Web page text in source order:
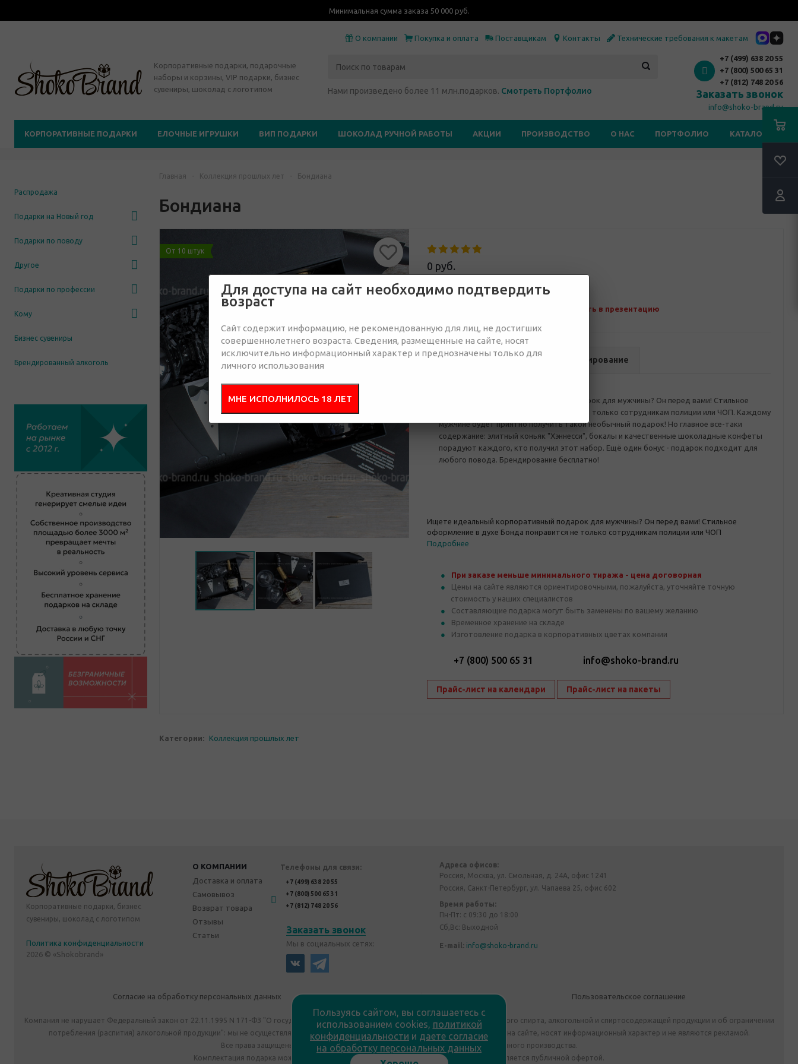
Минимальная сумма заказа 50 000 руб.
О компании Покупка и оплата Поставщикам Контакты Технические требования к макетам
Корпоративные подарки, подарочные
наборы и корзины, VIP подарки, бизнес
сувениры, шоколад с логотипом
Нами произведено более 11 млн.подарков. Смотреть Портфолио
+7 (499) 638 20 55
+7 (800) 500 65 31
+7 (812) 748 20 56
Заказать звонок
info@shoko-brand.ru
КОРПОРАТИВНЫЕ ПОДАРКИ ЕЛОЧНЫЕ ИГРУШКИ ВИП ПОДАРКИ ШОКОЛАД РУЧНОЙ РАБОТЫ АКЦИИ ПРОИЗВОДСТВО О НАС ПОРТФОЛИО КАТАЛОГИ
Распродажа
Подарки на Новый год
Подарки по поводу
Другое
Подарки по профессии
Кому
Бизнес сувениры
Брендированный алкоголь
Главная - Коллекция прошлых лет - Бондиана
Бондиана
От 10 штук
0 руб.
Добавить в презентацию
Описание Состав Брендирование
Ищете идеальный корпоративный подарок для мужчины? Он перед вами! Стильное
оформление в духе Бонда понравится не только сотрудникам полиции или ЧОП. Каждому
мужчине будет приятно получить такой необычный подарок! Но главное все-таки
содержание: элитный коньяк "Хэннесси", бокалы и качественные шоколадные конфеты
порадуют каждого, кто получил этот набор. Ещё один бонус - подарок подходит для
любого повода. Брендирование бесплатно!
Ищете идеальный корпоративный подарок для мужчины? Он перед вами! Стильное
оформление в духе Бонда понравится не только сотрудникам полиции или ЧОП
Подробнее
При заказе меньше минимального тиража - цена договорная
Цены на сайте являются ориентировочными, пожалуйста, уточняйте точную
стоимость у наших специалистов
Составляющие подарка могут быть заменены по вашему желанию
Временное хранение на складе
Изготовление подарка в корпоративных цветах компании
+7 (800) 500 65 31 info@shoko-brand.ru
Прайс-лист на календари Прайс-лист на пакеты
Категории: Коллекция прошлых лет
Корпоративные подарки, бизнес
сувениры, шоколад с логотипом
Политика конфиденциальности
2026 © «Shokobrand»
О КОМПАНИИ
Доставка и оплата
Самовывоз
Возврат товара
Отзывы
Статьи
Телефоны для связи:
+7 (499) 638 20 55
+7 (800) 500 65 31
+7 (812) 748 20 56
Заказать звонок
Мы в социальных сетях:
Адреса офисов:
Россия, Москва, ул. Смольная, д. 24А, офис 1241
Россия, Санкт-Петербург, ул. Чапаева 25, офис 602
Время работы:
Пн-Пт: с 09:30 до 18:00
Сб,Вс: Выходной
E-mail: info@shoko-brand.ru
Согласие на обработку персональных данных Политика конфиденциальности Пользовательское соглашение
Компания не нарушает Федеральный закон от 22.11.1995 N 171-ФЗ "О государственном регулировании производства и оборота этилового спирта, алкогольной и спиртосодержащей продукции и об ограничении
потребления (распития) алкогольной продукции": мы не осуществляем дистанционную торговлю. Все материалы, размещенные на сайте, носят информационный характер и не являются рекламой.
Все права защищены "Shoko Brand". Авторские корпоративные подарки собственного производства.
Комплектация подарка может отличаться от изображения. Информация на сайте не является публичной офертой.
Для доступа на сайт необходимо подтвердить
возраст
Сайт содержит информацию, не рекомендованную для лиц, не достигших
совершеннолетнего возраста. Сведения, размещенные на сайте, носят
исключительно информационный характер и преднозначены только для
личного использования
МНЕ ИСПОЛНИЛОСЬ 18 ЛЕТ
Пользуясь сайтом, вы соглашаетесь с
использованием cookies, политикой
конфиденциальности и даете согласие
на обработку персональных данных